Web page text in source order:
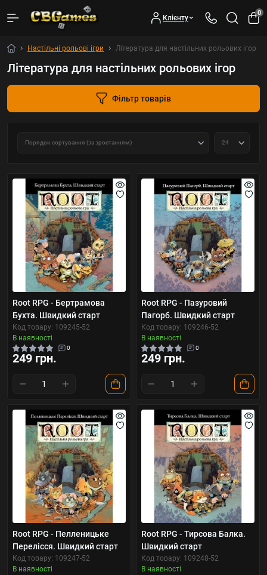
Клієнту
0
Настільні рольові ігри Література для настільних рольових ігор
Література для настільних рольових ігор
Фільтр товарів
Root RPG - Бертрамова
Бухта. Швидкий старт
Код товару: 109245-52
В наявності
0
249 грн.
Root RPG - Пазуровий
Пагорб. Швидкий старт
Код товару: 109246-52
В наявності
0
249 грн.
Root RPG - Пелленицьке
Перелісся. Швидкий старт
Код товару: 109247-52
В наявності
Root RPG - Тирсова Балка.
Швидкий старт
Код товару: 109248-52
В наявності